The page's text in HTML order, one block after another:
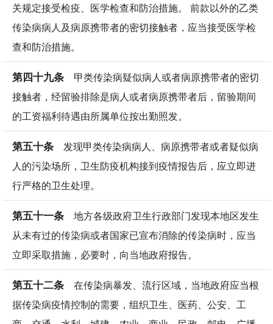
关规定接受检疫、医学检查和防治措施。 前款以外的乙类
传染病病人及病原携带者的密切接触者，应当接受医学检
查和防治措施。
第四十九条 甲类传染病疑似病人或者病原携带者的密切
接触者，经留验排除是病人或者病原携带者后，留验期间
的工资福利待遇由所属单位按出勤照发。
第五十条 发现甲类传染病病人、病原携带者或者疑似病
人的污染场所，卫生防疫机构接到疫情报告后，应立即进
行严格的卫生处理。
第五十一条 地方各级政府卫生行政部门发现本地区发生
从未有过的传染病或者国家已宣布消除的传染病时，应当
立即采取措施，必要时，向当地政府报告。
第五十二条 在传染病暴发、流行区域，当地政府应当根
据传染病疫情控制的需要，组织卫生、医药、公安、工